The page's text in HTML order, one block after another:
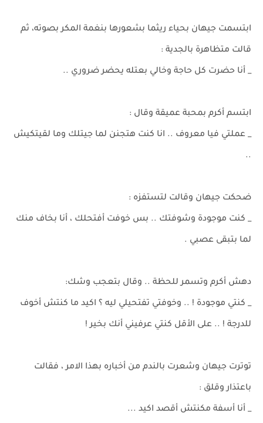
ابتسمت جيهان بحياء ريثما بشعورها بنغمة المكر بصوته، ثم
قالت متظاهرة بالجدية :
_ أنا حضرت كل حاجة وخالي بعتله يحضر ضروري ..
ابتسم أكرم بمحبة عميقة وقال :
_ عملتي فيا معروف .. انا كنت هتجنن لما جيتلك وما لقيتكيش
..
ضحكت جيهان وقالت لتستفزه :
_ كنت موجودة وشوفتك .. بس خوفت أفتحلك ، أنا بخاف منك
لما بتبقى عصبي .
دهش أكرم وتسمر للحظة .. وقال بتعجب وشك:
_ كنتي موجودة ! .. وخوفتي تفتحيلي ليه ؟ اكيد ما كنتش أخوف
للدرجة ! .. على الأقل كنتي عرفيني أنك بخير !
توترت جيهان وشعرت بالندم من أخباره بهذا الامر ، فقالت
باعتذار وقلق :
_ أنا أسفة مكنتش أقصد اكيد ...